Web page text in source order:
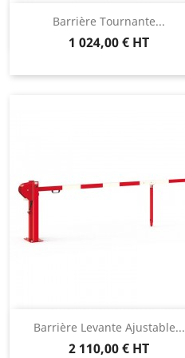
Barrière Tournante...
1 024,00 € HT
Aperçu rapide
Barrière Levante Ajustable...
2 110,00 € HT
Aperçu rapide